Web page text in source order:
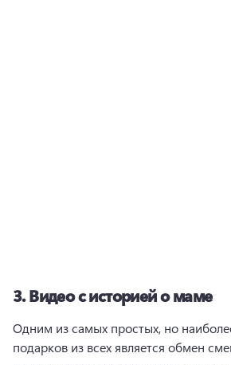
3.Видео с историей о маме
Одним из самых простых, но
подарков из всех является обмен